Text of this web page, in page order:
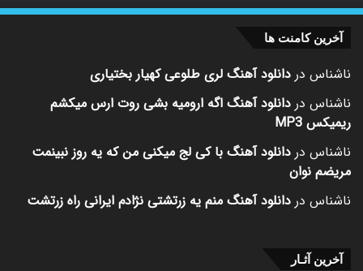
آخرین کامنت ها
ناشناس در دانلود آهنگ لری طلوعی کهیار بختیاری
ناشناس در دانلود آهنگ اگه ارومیه بشی روت ارس میکشم
ریمیکس MP3
ناشناس در دانلود آهنگ با کی لج میکنی من که یه روز نبینمت
مریضم نوان
ناشناس در دانلود آهنگ منم یه زرتشتی نژادم ایرانی راه زرتشت
آخرین آثـار